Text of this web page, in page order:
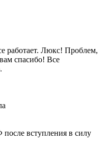
работает. Люкс! Проблем,
спасибо! Все
вступления в силу